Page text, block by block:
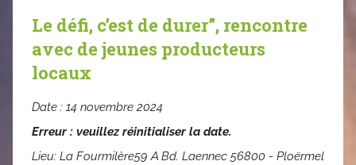
Le défi, c’est de durer”, rencontre
avec de jeunes producteurs
locaux
Date : 14 novembre 2024
Erreur : veuillez réinitialiser la date.
Lieu: La Fourmilère59 A Bd. Laennec 56800 - Ploërmel